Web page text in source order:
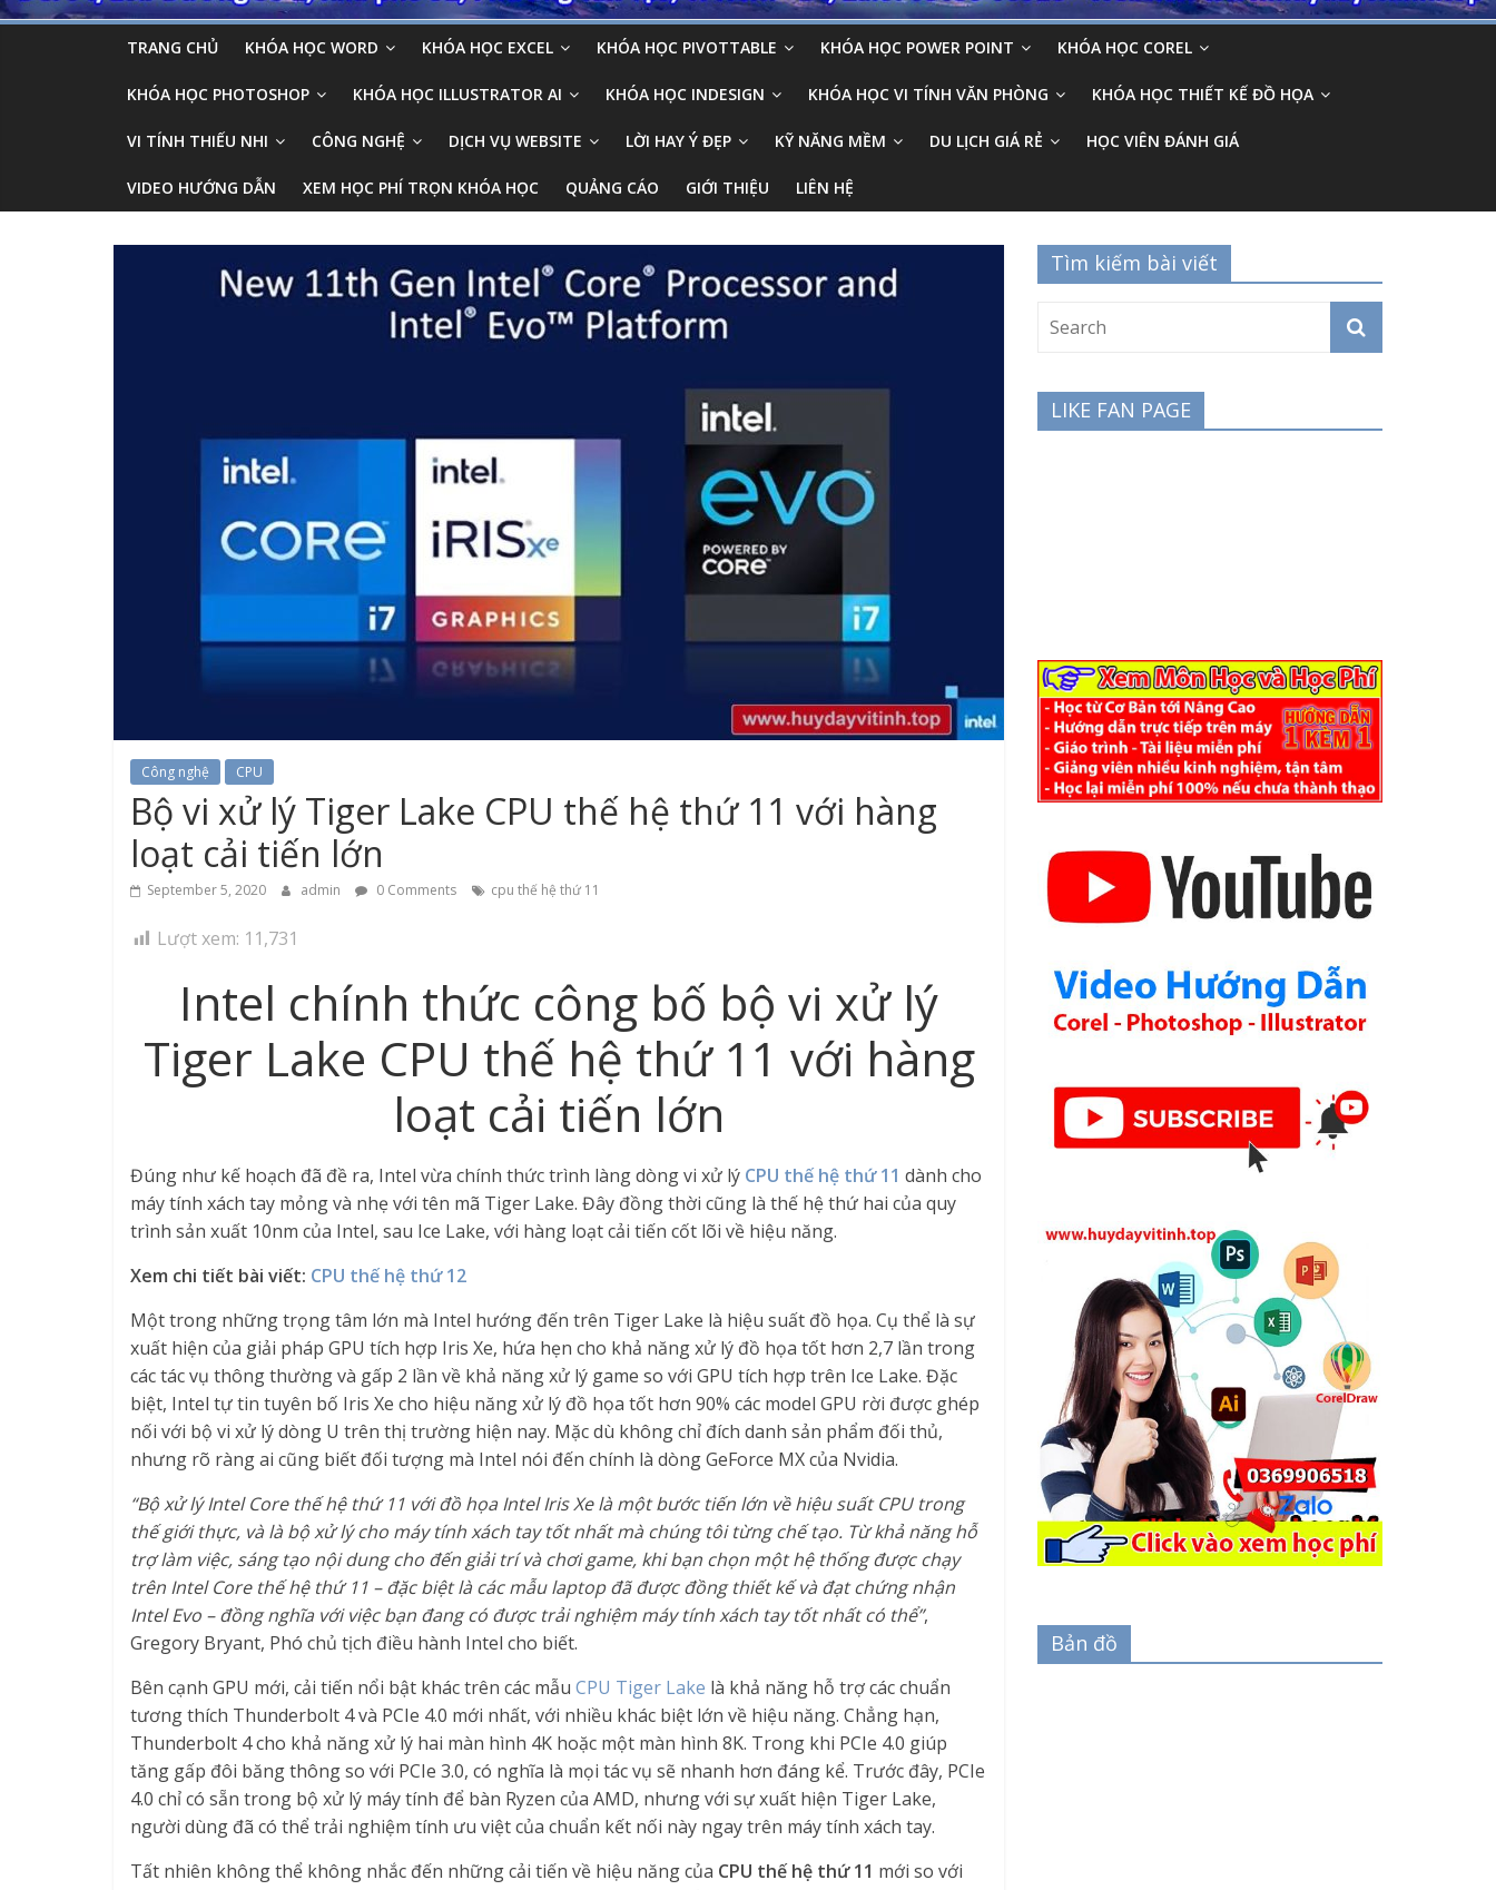
TRANG CHỦ KHÓA HỌC WORD KHÓA HỌC EXCEL KHÓA HỌC PIVOTTABLE KHÓA HỌC POWER POINT KHÓA HỌC COREL
KHÓA HỌC PHOTOSHOP KHÓA HỌC ILLUSTRATOR AI KHÓA HỌC INDESIGN KHÓA HỌC VI TÍNH VĂN PHÒNG KHÓA HỌC THIẾT KẾ ĐỒ HỌA
VI TÍNH THIẾU NHI CÔNG NGHỆ DỊCH VỤ WEBSITE LỜI HAY Ý ĐẸP KỸ NĂNG MỀM DU LỊCH GIÁ RẺ HỌC VIÊN ĐÁNH GIÁ
VIDEO HƯỚNG DẪN XEM HỌC PHÍ TRỌN KHÓA HỌC QUẢNG CÁO GIỚI THIỆU LIÊN HỆ
Công nghệ CPU
Bộ vi xử lý Tiger Lake CPU thế hệ thứ 11 với hàng
loạt cải tiến lớn
September 5, 2020 admin 0 Comments cpu thế hệ thứ 11
Lượt xem: 11,731
Intel chính thức công bố bộ vi xử lý
Tiger Lake CPU thế hệ thứ 11 với hàng
loạt cải tiến lớn
Đúng như kế hoạch đã đề ra, Intel vừa chính thức trình làng dòng vi xử lý CPU thế hệ thứ 11 dành cho
máy tính xách tay mỏng và nhẹ với tên mã Tiger Lake. Đây đồng thời cũng là thế hệ thứ hai của quy
trình sản xuất 10nm của Intel, sau Ice Lake, với hàng loạt cải tiến cốt lõi về hiệu năng.
Xem chi tiết bài viết: CPU thế hệ thứ 12
Một trong những trọng tâm lớn mà Intel hướng đến trên Tiger Lake là hiệu suất đồ họa. Cụ thể là sự
xuất hiện của giải pháp GPU tích hợp Iris Xe, hứa hẹn cho khả năng xử lý đồ họa tốt hơn 2,7 lần trong
các tác vụ thông thường và gấp 2 lần về khả năng xử lý game so với GPU tích hợp trên Ice Lake. Đặc
biệt, Intel tự tin tuyên bố Iris Xe cho hiệu năng xử lý đồ họa tốt hơn 90% các model GPU rời được ghép
nối với bộ vi xử lý dòng U trên thị trường hiện nay. Mặc dù không chỉ đích danh sản phẩm đối thủ,
nhưng rõ ràng ai cũng biết đối tượng mà Intel nói đến chính là dòng GeForce MX của Nvidia.
“Bộ xử lý Intel Core thế hệ thứ 11 với đồ họa Intel Iris Xe là một bước tiến lớn về hiệu suất CPU trong
thế giới thực, và là bộ xử lý cho máy tính xách tay tốt nhất mà chúng tôi từng chế tạo. Từ khả năng hỗ
trợ làm việc, sáng tạo nội dung cho đến giải trí và chơi game, khi bạn chọn một hệ thống được chạy
trên Intel Core thế hệ thứ 11 – đặc biệt là các mẫu laptop đã được đồng thiết kế và đạt chứng nhận
Intel Evo – đồng nghĩa với việc bạn đang có được trải nghiệm máy tính xách tay tốt nhất có thể”,
Gregory Bryant, Phó chủ tịch điều hành Intel cho biết.
Bên cạnh GPU mới, cải tiến nổi bật khác trên các mẫu CPU Tiger Lake là khả năng hỗ trợ các chuẩn
tương thích Thunderbolt 4 và PCIe 4.0 mới nhất, với nhiều khác biệt lớn về hiệu năng. Chẳng hạn,
Thunderbolt 4 cho khả năng xử lý hai màn hình 4K hoặc một màn hình 8K. Trong khi PCIe 4.0 giúp
tăng gấp đôi băng thông so với PCIe 3.0, có nghĩa là mọi tác vụ sẽ nhanh hơn đáng kể. Trước đây, PCIe
4.0 chỉ có sẵn trong bộ xử lý máy tính để bàn Ryzen của AMD, nhưng với sự xuất hiện Tiger Lake,
người dùng đã có thể trải nghiệm tính ưu việt của chuẩn kết nối này ngay trên máy tính xách tay.
Tất nhiên không thể không nhắc đến những cải tiến về hiệu năng của CPU thế hệ thứ 11 mới so với
Tìm kiếm bài viết
LIKE FAN PAGE
Bản đồ